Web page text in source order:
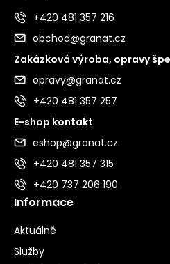
+420 481 357 216
obchod@granat.cz
Zakázková výroba, opravy
opravy@granat.cz
+420 481 357 257
E-shop kontakt
eshop@granat.cz
+420 481 357 315
+420 737 206 190
Informace
Aktuálně
Služby